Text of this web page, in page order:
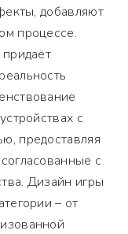
добавляют
процессе.
с
предоставляя
с
Дизайн игры
– от